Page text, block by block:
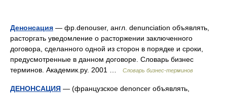
Денонсация — фр.denouser, англ. denunciation объявлять,
расторгать уведомление о расторжении заключенного
договора, сделанного одной из сторон в порядке и сроки,
предусмотренные в данном договоре. Словарь бизнес
терминов. Академик.ру. 2001 …
Словарь бизнес-терминов
ДЕНОНСАЦИЯ — (французское denoncer объявлять,